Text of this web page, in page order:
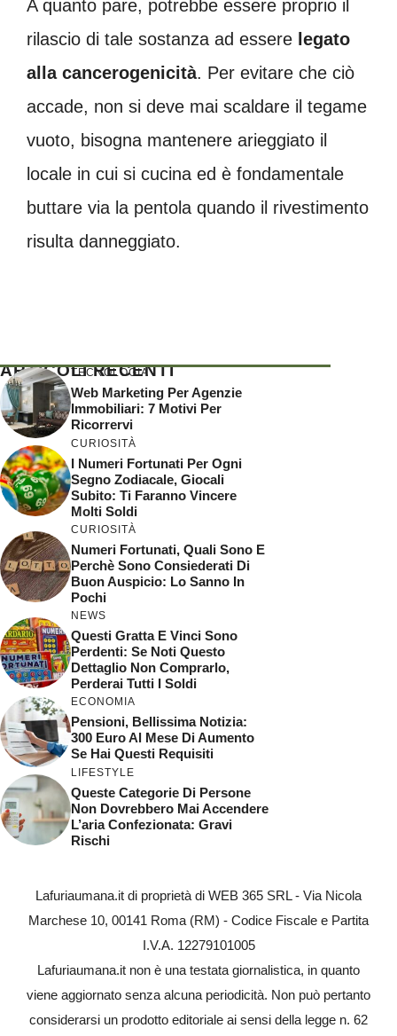
A quanto pare, potrebbe essere proprio il
rilascio di tale sostanza ad essere legato
alla cancerogenicità. Per evitare che ciò
accade, non si deve mai scaldare il tegame
vuoto, bisogna mantenere arieggiato il
locale in cui si cucina ed è fondamentale
buttare via la pentola quando il rivestimento
risulta danneggiato.
ARTICOLI RECENTI
TECNOLOGIA
Web Marketing Per Agenzie
Immobiliari: 7 Motivi Per
Ricorrervi
CURIOSITÀ
I Numeri Fortunati Per Ogni
Segno Zodiacale, Giocali
Subito: Ti Faranno Vincere
Molti Soldi
CURIOSITÀ
Numeri Fortunati, Quali Sono E
Perchè Sono Consiederati Di
Buon Auspicio: Lo Sanno In
Pochi
NEWS
Questi Gratta E Vinci Sono
Perdenti: Se Noti Questo
Dettaglio Non Comprarlo,
Perderai Tutti I Soldi
ECONOMIA
Pensioni, Bellissima Notizia:
300 Euro Al Mese Di Aumento
Se Hai Questi Requisiti
LIFESTYLE
Queste Categorie Di Persone
Non Dovrebbero Mai Accendere
L’aria Confezionata: Gravi
Rischi
Lafuriaumana.it di proprietà di WEB 365 SRL - Via Nicola
Marchese 10, 00141 Roma (RM) - Codice Fiscale e Partita
I.V.A. 12279101005
Lafuriaumana.it non è una testata giornalistica, in quanto
viene aggiornato senza alcuna periodicità. Non può pertanto
considerarsi un prodotto editoriale ai sensi della legge n. 62